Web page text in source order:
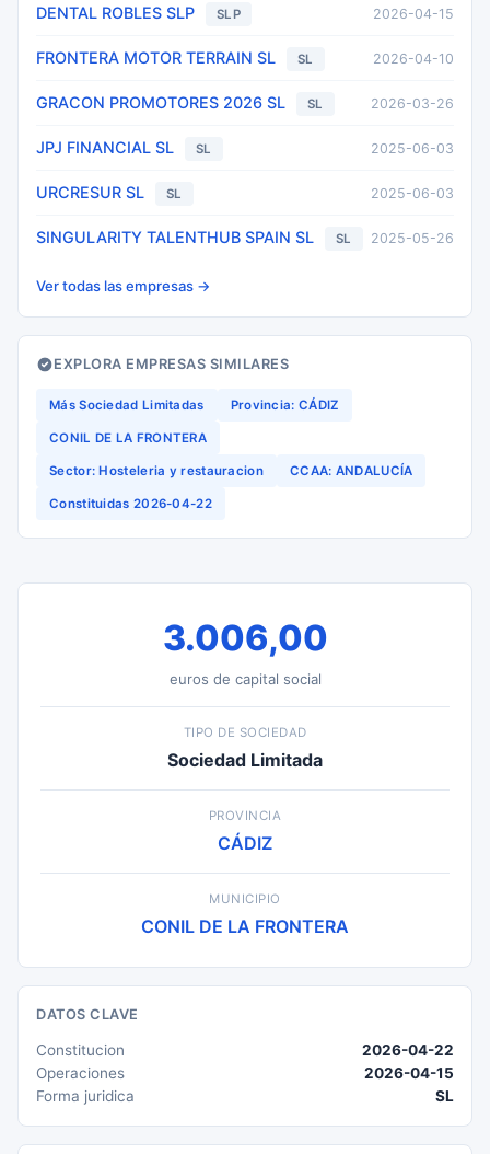
DENTAL ROBLES SLP SLP 2026-04-15
FRONTERA MOTOR TERRAIN SL SL 2026-04-10
GRACON PROMOTORES 2026 SL SL 2026-03-26
JPJ FINANCIAL SL SL 2025-06-03
URCRESUR SL SL 2025-06-03
SINGULARITY TALENTHUB SPAIN SL SL 2025-05-26
Ver todas las empresas →
EXPLORA EMPRESAS SIMILARES
Más Sociedad Limitadas Provincia: CÁDIZ
CONIL DE LA FRONTERA
Sector: Hosteleria y restauracion CCAA: ANDALUCÍA
Constituidas 2026-04-22
3.006,00
euros de capital social
TIPO DE SOCIEDAD
Sociedad Limitada
PROVINCIA
CÁDIZ
MUNICIPIO
CONIL DE LA FRONTERA
DATOS CLAVE
Constitucion
2026-04-22
Operaciones
2026-04-15
Forma juridica
SL